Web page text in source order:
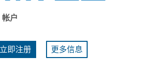
帐户
即注册 更多信息